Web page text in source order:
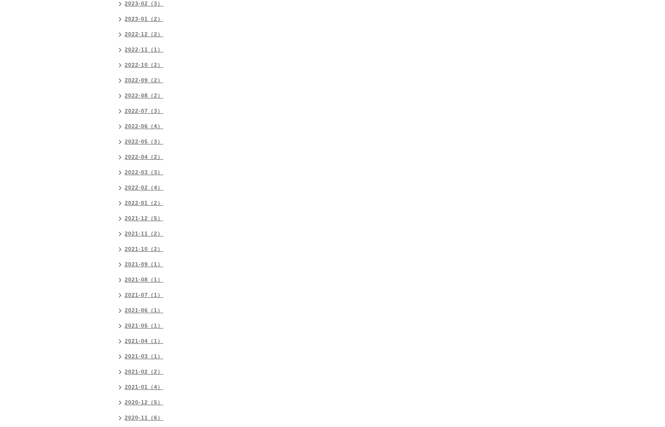
2023-02（3）
2023-01（2）
2022-12（2）
2022-11（1）
2022-10（2）
2022-09（2）
2022-08（2）
2022-07（3）
2022-06（4）
2022-05（3）
2022-04（2）
2022-03（3）
2022-02（4）
2022-01（2）
2021-12（5）
2021-11（2）
2021-10（2）
2021-09（1）
2021-08（1）
2021-07（1）
2021-06（1）
2021-05（1）
2021-04（1）
2021-03（1）
2021-02（2）
2021-01（4）
2020-12（5）
2020-11（6）